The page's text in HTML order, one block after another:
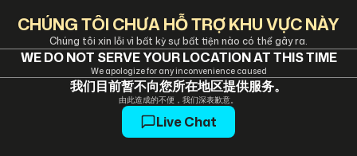
CHÚNG TÔI CHƯA HỖ TRỢ KHU VỰC NÀY
Chúng tôi xin lỗi vì bất kỳ sự bất tiện nào có thể gây ra.
WE DO NOT SERVE YOUR LOCATION AT THIS TIME
We apologize for any inconvenience caused
我们目前暂不向您所在地区提供服务。
由此造成的不便，我们深表歉意。
Live Chat